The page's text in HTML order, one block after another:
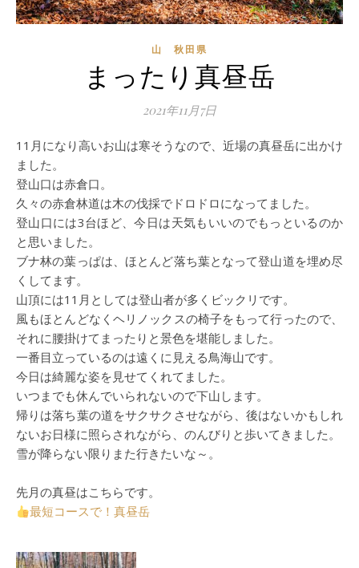
山 秋田県
まったり真昼岳
2021年11月7日
11月になり高いお山は寒そうなので、近場の真昼岳に出かけ
ました。
登山口は赤倉口。
久々の赤倉林道は木の伐採でドロドロになってました。
登山口には3台ほど、今日は天気もいいのでもっといるのか
と思いました。
ブナ林の葉っぱは、ほとんど落ち葉となって登山道を埋め尽
くしてます。
山頂には11月としては登山者が多くビックリです。
風もほとんどなくヘリノックスの椅子をもって行ったので、
それに腰掛けてまったりと景色を堪能しました。
一番目立っているのは遠くに見える鳥海山です。
今日は綺麗な姿を見せてくれてました。
いつまでも休んでいられないので下山します。
帰りは落ち葉の道をサクサクさせながら、後はないかもしれ
ないお日様に照らされながら、のんびりと歩いてきました。
雪が降らない限りまた行きたいな～。
先月の真昼はこちらです。
最短コースで！真昼岳